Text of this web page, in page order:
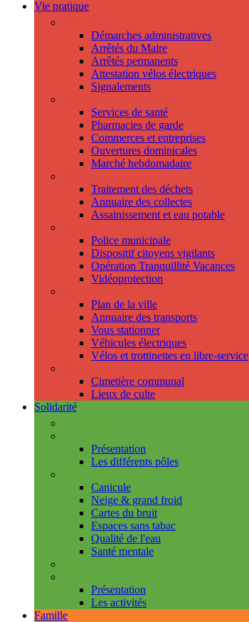
Vie pratique
Démarches administratives
Arrêtés du Maire
Arrêtés permanents
Attestation vélos électriques
Signalements
Services de santé
Pharmacies de garde
Commerces et entreprises
Ouvertures dominicales
Marché hebdomadaire
Traitement des déchets
Annuaire des collectes
Assainissement et eau potable
Police municipale
Dispositif citoyens vigilants
Opération Tranquillité Vacances
Vidéoprotection
Plan de la ville
Annuaire des transports
Vous stationner
Véhicules électriques
Vélos et trottinettes en libre-service
Cimetière communal
Lieux de culte
Solidarité
Présentation
Les différents pôles
Canicule
Neige & grand froid
Cartes du bruit
Espaces sans tabac
Qualité de l'eau
Santé mentale
Présentation
Les activités
Famille